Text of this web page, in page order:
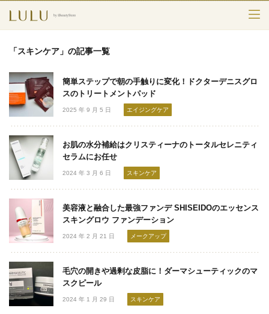
スキンケア
メークアップ
エイジングケア
フレグランス
ボディ＆ヘア
ライフスタイル
検索
「スキンケア」の記事一覧
簡単ステップで朝の手触りに変化！ドクターデニスグロ
スのトリートメントパッド
2025 年 9 月 5 日 エイジングケア
お肌の水分補給はクリスティーナのトータルセレニティ
セラムにお任せ
2024 年 3 月 6 日 スキンケア
美容液と融合した最強ファンデ SHISEIDOのエッセンス
スキングロウ ファンデーション
2024 年 2 月 21 日 メークアップ
毛穴の開きや過剰な皮脂に！ダーマシューティックのマ
スクピール
2024 年 1 月 29 日 スキンケア